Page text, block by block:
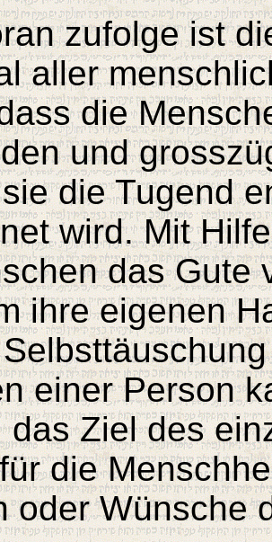
zufolge ist
aller
die
und
die Tugend
wird. Mit
das Gute
ihre eigenen
einer Person
das Ziel des
die
oder Wünsche